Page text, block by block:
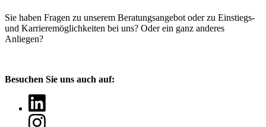
Sie haben Fragen zu unserem Beratungsangebot oder zu Einstiegs-
und Karrieremöglichkeiten bei uns? Oder ein ganz anderes
Anliegen?
Besuchen Sie uns auch auf: